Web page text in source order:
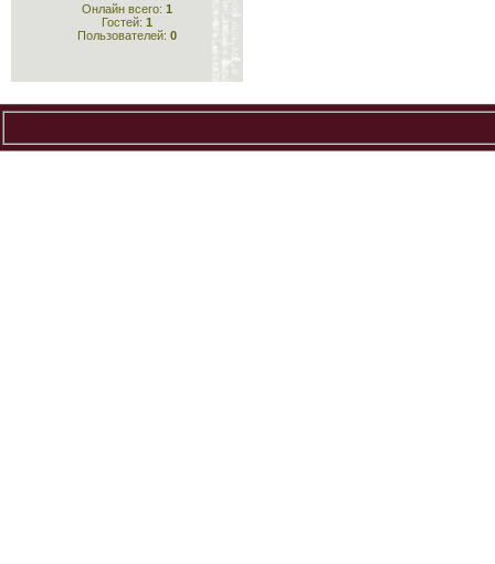
Онлайн всего: 1
Гостей: 1
Пользователей: 0